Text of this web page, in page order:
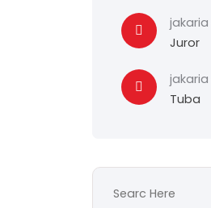
jakaria
Juror
jakaria
Tuba